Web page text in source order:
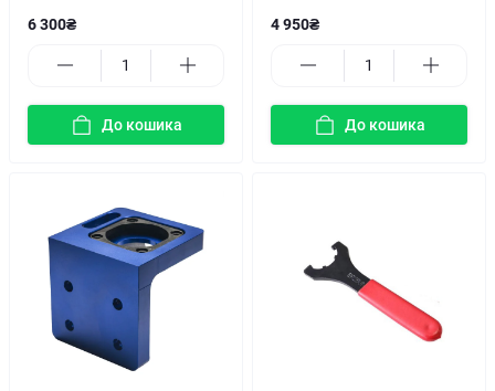
6 300₴
До кошика
4 950₴
До кошика